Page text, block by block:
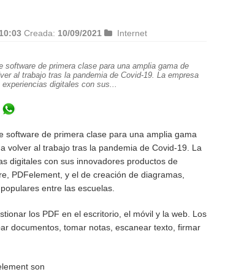
Creada: 10/09/2021 Internet
software de primera clase para una amplia gama de
al trabajo tras la pandemia de Covid-19. La empresa
digitales con sus...
software de primera clase para una amplia gama
volver al trabajo tras la pandemia de Covid-19. La
digitales con sus innovadores productos de
PDFelement, y el de creación de diagramas,
entre las escuelas.
los PDF en el escritorio, el móvil y la web. Los
documentos, tomar notas, escanear texto, firmar
son